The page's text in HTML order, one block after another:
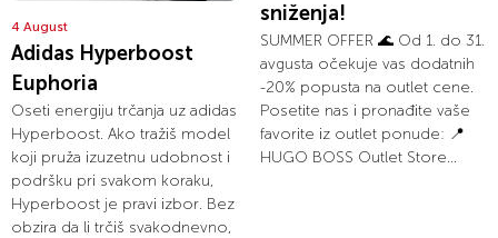
4 August
Adidas Hyperboost
Euphoria
Oseti energiju trčanja uz adidas
Hyperboost. Ako tražiš model
koji pruža izuzetnu udobnost i
podršku pri svakom koraku,
Hyperboost je pravi izbor. Bez
obzira da li trčiš svakodnevno,
sniženja!
SUMMER OFFER 🌊 Od 1. do 31.
avgusta očekuje vas dodatnih
-20% popusta na outlet cene.
Posetite nas i pronađite vaše
favorite iz outlet ponude: 📍
HUGO BOSS Outlet Store...